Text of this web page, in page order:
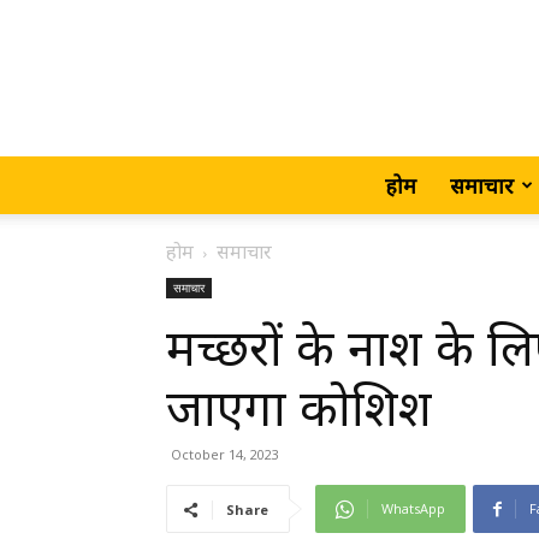
होम समाचार
होम समाचार
समाचार
मच्छरों के नाश के
जाएगा कोशिश
October 14, 2023
Share WhatsApp